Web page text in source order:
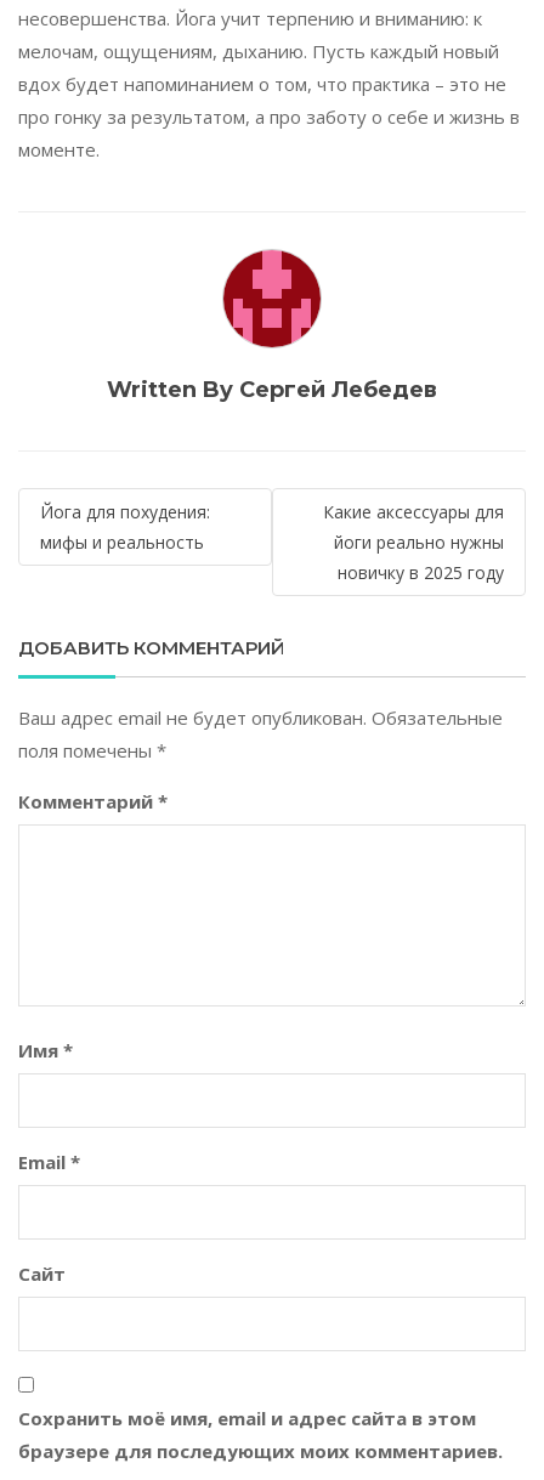
несовершенства. Йога учит терпению и вниманию: к
мелочам, ощущениям, дыханию. Пусть каждый новый
вдох будет напоминанием о том, что практика – это не
про гонку за результатом, а про заботу о себе и жизнь в
моменте.
Written By Сергей Лебедев
Навигация
по
Йога для похудения:
мифы и реальность
Какие аксессуары для
йоги реально нужны
новичку в 2025 году
ДОБАВИТЬ КОММЕНТАРИЙ
Ваш адрес email не будет опубликован. Обязательные
поля помечены *
Комментарий *
Имя *
Email *
Сайт
Сохранить моё имя, email и адрес сайта в этом
браузере для последующих моих комментариев.